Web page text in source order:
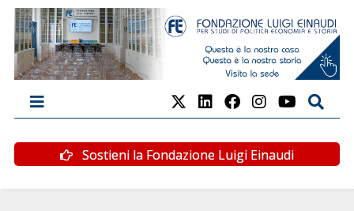
Sostieni la Fondazione Luigi Einaudi